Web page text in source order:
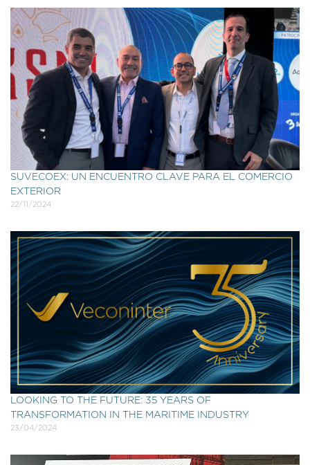
SUVECOEX: UN ENCUENTRO CLAVE PARA EL COMERCIO
EXTERIOR
22/11/2024
LOOKING TO THE FUTURE: 35 YEARS OF
TRANSFORMATION IN THE MARITIME INDUSTRY
23/04/2024